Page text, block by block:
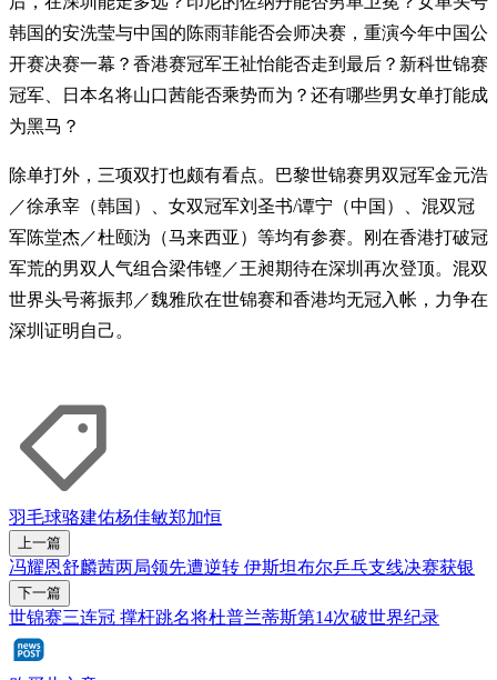
韩国的安洗莹与中国的陈雨菲能否会师决赛，重演今年中国公
开赛决赛一幕？香港赛冠军王祉怡能否走到最后？新科世锦赛
冠军、日本名将山口茜能否乘势而为？还有哪些男女单打能成
为黑马？
除单打外，三项双打也颇有看点。巴黎世锦赛男双冠军金元浩
／徐承宰（韩国）、女双冠军刘圣书/谭宁（中国）、混双冠
军陈堂杰／杜颐沩（马来西亚）等均有参赛。刚在香港打破冠
军荒的男双人气组合梁伟铿／王昶期待在深圳再次登顶。混双
世界头号蒋振邦／魏雅欣在世锦赛和香港均无冠入帐，力争在
深圳证明自己。
羽毛球骆建佑杨佳敏郑加恒
上一篇
冯耀恩舒麟茜两局领先遭逆转 伊斯坦布尔乒乓支线决赛获银
下一篇
世锦赛三连冠 撑杆跳名将杜普兰蒂斯第14次破世界纪录